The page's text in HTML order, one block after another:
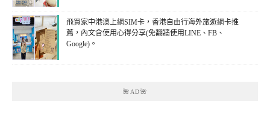
飛買家中港澳上網SIM卡，香港自由行海外旅遊網卡推
薦，內文含使用心得分享(免翻牆使用LINE、FB、
Google)。
🌺AD🌺